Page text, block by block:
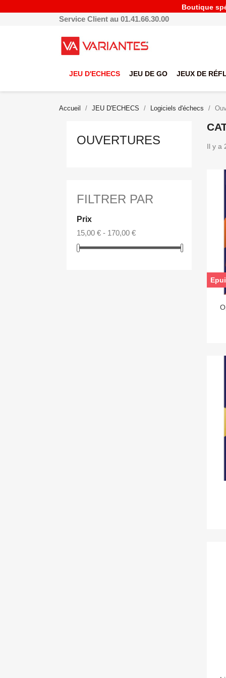
Boutique
Service Client au 01.41.66.30.00
JEU D'ECHECS JEU DE GO JEUX DE
Accueil JEU D'ECHECS Logiciels d'échecs
OUVERTURES
FILTRER PAR
Prix
15,00 € - 170,00 €
Il y a